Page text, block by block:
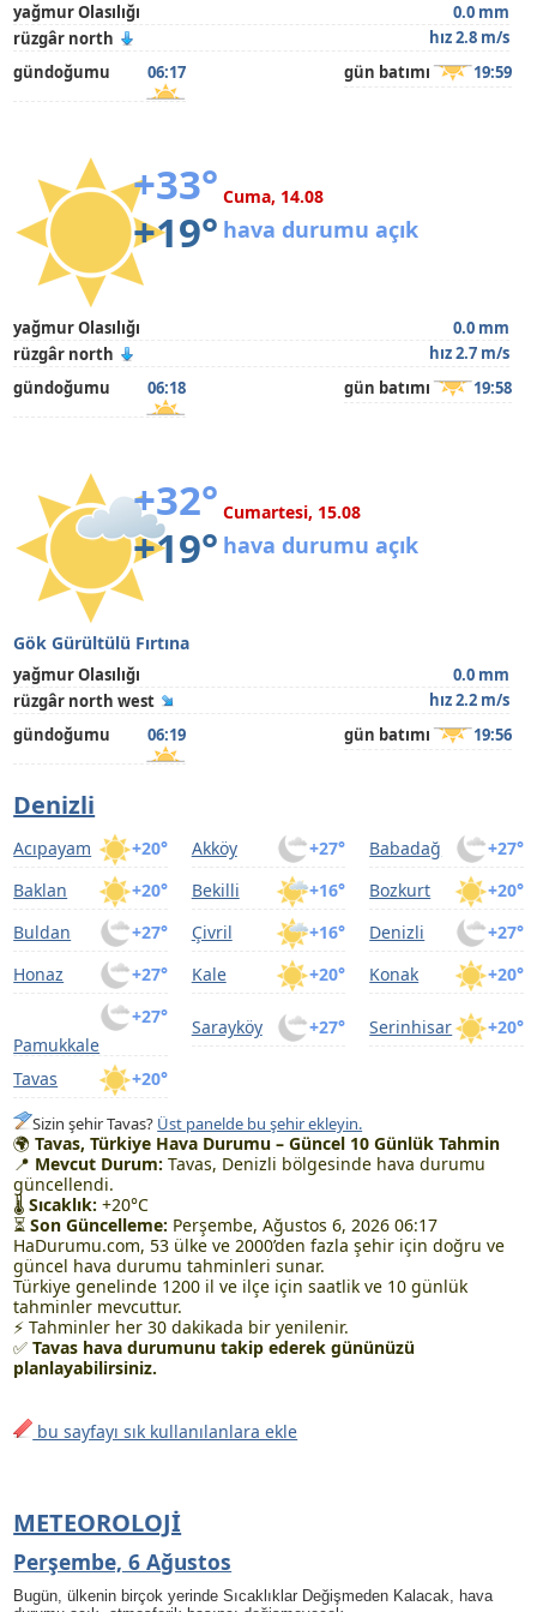
yağmur Olasılığı
0.0 mm
rüzgâr north
hız 2.8 m/s
gündoğumu
06:17 gün batımı 19:59
+33°
+19°
Cuma, 14.08
hava durumu açık
yağmur Olasılığı
0.0 mm
rüzgâr north
hız 2.7 m/s
gündoğumu
06:18 gün batımı 19:58
+32°
+19°
Cumartesi, 15.08
hava durumu açık
Gök Gürültülü Fırtına
yağmur Olasılığı
0.0 mm
rüzgâr north west
hız 2.2 m/s
gündoğumu
06:19 gün batımı 19:56
Denizli
+20°
Acıpayam +27°
Akköy +27°
Babadağ
+20°
Baklan +16°
Bekilli +20°
Bozkurt
+27°
Buldan +16°
Çivril +27°
Denizli
+27°
Honaz +20°
Kale +20°
Konak
+27°
Pamukkale
+27°
Sarayköy +20°
Serinhisar
+20°
Tavas
Sizin şehir Tavas? Üst panelde bu şehir ekleyin.
🌍Tavas, Türkiye Hava Durumu – Güncel 10 Günlük Tahmin
📍 Mevcut Durum: Tavas, Denizli bölgesinde hava durumu
güncellendi.
🌡Sıcaklık: +20°C
⏳Son Güncelleme: Perşembe, Ağustos 6, 2026 06:17
HaDurumu.com, 53 ülke ve 2000’den fazla şehir için doğru ve
güncel hava durumu tahminleri sunar.
Türkiye genelinde 1200 il ve ilçe için saatlik ve 10 günlük
tahminler mevcuttur.
⚡ Tahminler her 30 dakikada bir yenilenir.
✅Tavas hava durumunu takip ederek gününüzü
planlayabilirsiniz.
bu sayfayı sık kullanılanlara ekle
METEOROLOJI
Perşembe, 6 Ağustos
Bugün, ülkenin birçok yerinde Sıcaklıklar Değişmeden Kalacak, hava